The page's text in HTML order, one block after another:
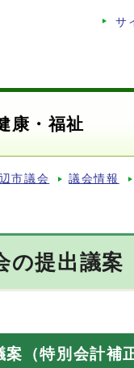
サ
康・福祉
市議会 議会情報
の提出議
（特別会計補